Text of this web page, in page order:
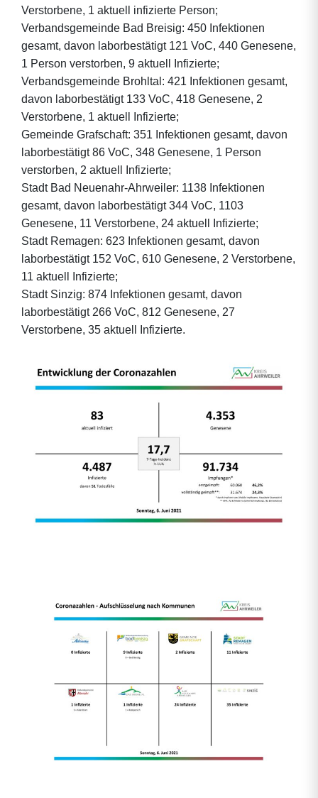
Verstorbene, 1 aktuell infizierte Person;
Verbandsgemeinde Bad Breisig: 450 Infektionen
gesamt, davon laborbestätigt 121 VoC, 440 Genesene,
1 Person verstorben, 9 aktuell Infizierte;
Verbandsgemeinde Brohltal: 421 Infektionen gesamt,
davon laborbestätigt 133 VoC, 418 Genesene, 2
Verstorbene, 1 aktuell Infizierte;
Gemeinde Grafschaft: 351 Infektionen gesamt, davon
laborbestätigt 86 VoC, 348 Genesene, 1 Person
verstorben, 2 aktuell Infizierte;
Stadt Bad Neuenahr-Ahrweiler: 1138 Infektionen
gesamt, davon laborbestätigt 344 VoC, 1103
Genesene, 11 Verstorbene, 24 aktuell Infizierte;
Stadt Remagen: 623 Infektionen gesamt, davon
laborbestätigt 152 VoC, 610 Genesene, 2 Verstorbene,
11 aktuell Infizierte;
Stadt Sinzig: 874 Infektionen gesamt, davon
laborbestätigt 266 VoC, 812 Genesene, 27
Verstorbene, 35 aktuell Infizierte.